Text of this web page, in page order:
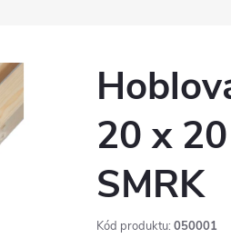
20 x
SMRK
Kód produktu: 050001